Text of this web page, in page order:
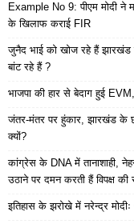
Example No 9: पीएम मोदी ने
के खिलाफ कराई FIR
जुनैद भाई को खोज रहे हैं झारखंड
बांट रहे हैं ?
भाजपा की हार से बेदाग हुई
जंतर-मंतर पर हुंकार, झारखंड के
क्यों?
कांग्रेस के DNA में तानाशाही,
उठाने पर दमन करती हैं विपक्ष की
इतिहास के झरोखे में नरेन्द्र